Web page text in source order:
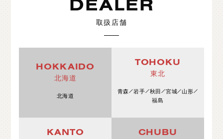
取扱店舗
HOKKAIDO
北海道
北海道
TOHOKU
東北
青森 岩手 秋田 宮城
山形
福島
KANTO CHUBU